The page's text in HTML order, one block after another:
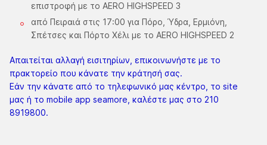
επιστροφή με το AERO HIGHSPEED 3
από Πειραιά στις 17:00 για Πόρο, Ύδρα, Ερμιόνη,
Σπέτσες και Πόρτο Χέλι με το AERO HIGHSPEED 2
Απαιτείται αλλαγή εισιτηρίων, επικοινωνήστε με το
πρακτορείο που κάνατε την κράτησή σας.
Εάν την κάνατε από το τηλεφωνικό μας κέντρο, το site
μας ή το mobile app seamore, καλέστε μας στο 210
8919800.